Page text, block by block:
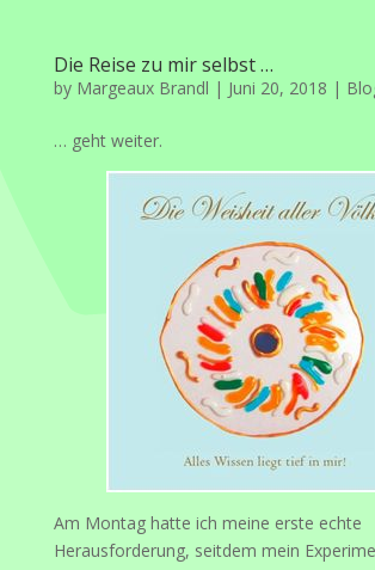
Die Reise zu mir selbst …
by Margeaux Brandl | Juni 20, 2018 |
… geht weiter.
Am Montag hatte ich meine erste echte
Herausforderung, seitdem mein